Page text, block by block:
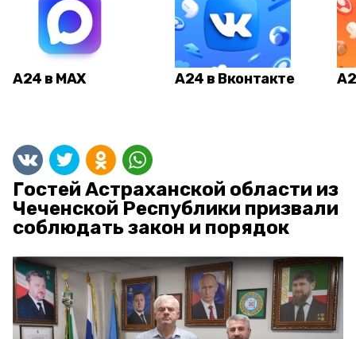
А24 в MAX А24 в Вконтакте
Гостей Астраханской области из
Чеченской Республики призвали
соблюдать закон и порядок